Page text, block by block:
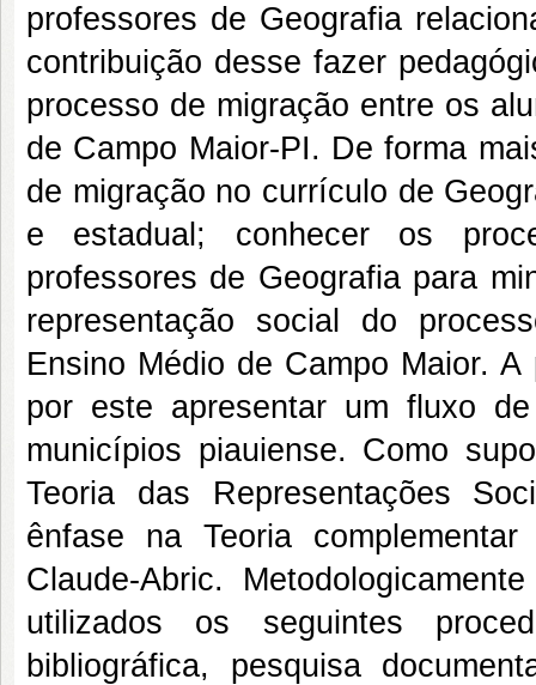
professores de Geografia
contribuição desse fazer
processo de migração entre os
de Campo Maior-PI. De forma
de migração no currículo de
e estadual; conhecer os
professores de Geografia para
representação social do
Ensino Médio de Campo Maior.
por este apresentar um fluxo
municípios piauiense. Como
Teoria das Representações
ênfase na Teoria
Claude-Abric.
utilizados os seguintes
bibliográfica, pesquisa